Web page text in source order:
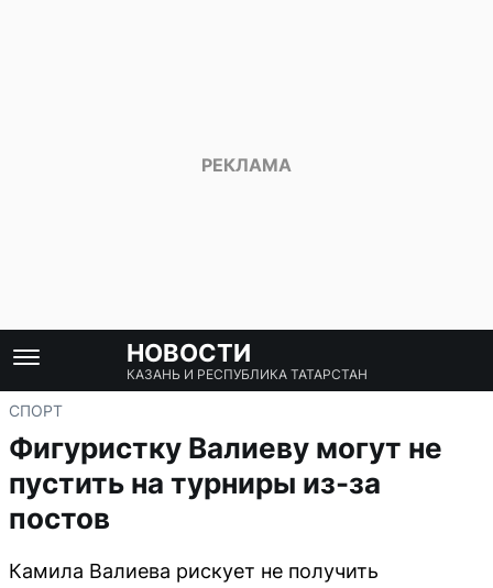
НОВОСТИ
КАЗАНЬ И РЕСПУБЛИКА ТАТАРСТАН
СПОРТ
Фигуристку Валиеву могут не
пустить на турниры из-за
постов
Камила Валиева рискует не получить